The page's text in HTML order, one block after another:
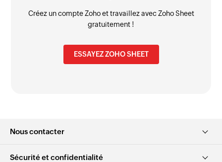
Créez un compte Zoho et travaillez avec Zoho Sheet
gratuitement !
ESSAYEZ ZOHO SHEET
Nous contacter
Sécurité et confidentialité